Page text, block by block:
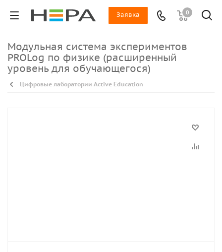
0
Заявка
Модульная система экспериментов
PROLog по физике (расширенный
уровень для обучающегося)
Цифровые лаборатории Active Education